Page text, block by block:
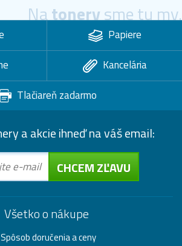
Natonerysme tu my.
Papiere
Kancelária
Tlačiareň zadarmo
a akcie ihneď na váš email:
CHCEM ZĽAVU
Všetko o nákupe
Spôsob doručenia a ceny